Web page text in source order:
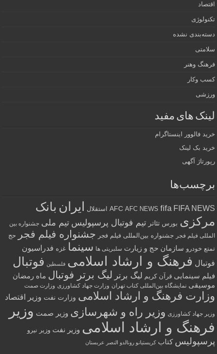
اقتصاد
تکنولوژی
دسته‌بندی نشده
سلامتی
فرهنگ وهنر
کسب وکار
ورزشی
لینک های مفید
خرید فالوور اینستاگرام
خرید بک لینک
رپورتاژ آگهی
برچسب‌ها
AFC AFC NEWS fifa FIFA NEWS استقلال ایران بانک
مرکزی بورس تئاتر تیم فوتبال پرسپولیس تیم ملی جشنواره بین
المللی فیلم فجر جشنواره بین‌المللی فیلم فجر جشنواره فیلم فجر
حج
تمتع خودرو سازمان حج و زیارت سلبریتی ها سینما غزه فدراسیون
فوتبال فرهنگ و ارشاد اسلامی فلسطین فوتبال
فیلم سینمایی قرآن کریم لیگ برتر لیگ برتر فوتبال ماه رمضان
موسیقی نمایشگاه بین‌المللی کتاب تهران وزارت جهاد کشاورزی وزارت صمت
وزارت فرهنگ و ارشاد اسلامی وزارت نفت وزیر اقتصاد
وزیر جهاد کشاورزی وزیر راه و شهرسازی وزیر صمت وزیر
فرهنگ و ارشاد اسلامی وزیر نفت وزیر نیرو
پرسپولیس کتاب کریستیانو رونالدو النصر عربستان